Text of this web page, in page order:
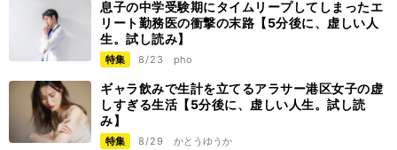
息子の中学受験期にタイムリープしてしまったエ
リート勤務医の衝撃の末路【5分後に、虚しい人
生。試し読み】
特集 8/23 pho
ギャラ飲みで生計を立てるアラサー港区女子の虚
しすぎる生活【5分後に、虚しい人生。試し読
み】
特集 8/29 かとうゆうか